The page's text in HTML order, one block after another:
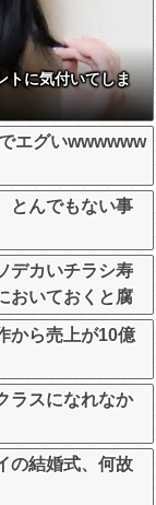
トに気付いてしま
エグいwwwwww
とんでもない事
デカいチラシ寿
おいておくと腐
から売上が10億
ラスになれなか
の結婚式、何故